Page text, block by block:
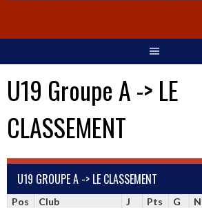
U19 Groupe A -> LE
CLASSEMENT
U19 GROUPE A -> LE CLASSEMENT
Pos Club J Pts G N